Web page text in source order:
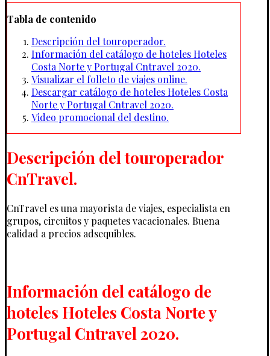
Tabla de contenido
Descripción del touroperador.
Información del catálogo de hoteles Hoteles
Costa Norte y Portugal Cntravel 2020.
Visualizar el folleto de viajes online.
Descargar catálogo de hoteles Hoteles Costa
Norte y Portugal Cntravel 2020.
Video promocional del destino.
Descripción del touroperador
CnTravel.
CnTravel es una mayorista de viajes, especialista en
grupos, circuitos y paquetes vacacionales. Buena
calidad a precios adsequibles.
Información del catálogo de
hoteles Hoteles Costa Norte y
Portugal Cntravel 2020.